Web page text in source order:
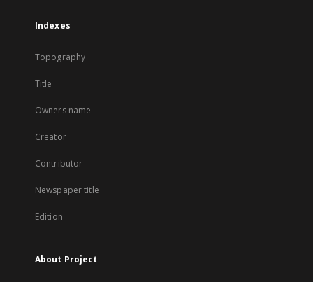
Indexes
Topography
Title
Owners name
Creator
Contributor
Newspaper title
Edition
About Project